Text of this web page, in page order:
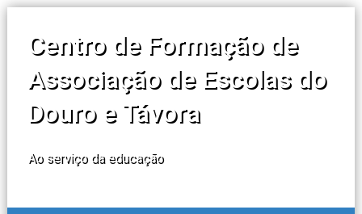
Centro de Formação de
Associação de Escolas do
Douro e Távora
Ao serviço da educação